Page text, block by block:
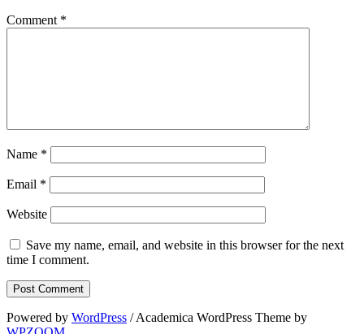
Comment *
Name *
Email *
Website
Save my name, email, and website in this browser for the next
time I comment.
Powered by WordPress / Academica WordPress Theme by